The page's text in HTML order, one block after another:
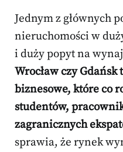
Jednym z głównych
nieruchomości w
i duży popyt na
Wrocław czy
biznesowe, które co
studentów,
zagranicznych
sprawia, że rynek